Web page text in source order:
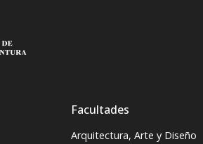
Facultades
Arquitectura, Arte y Diseño